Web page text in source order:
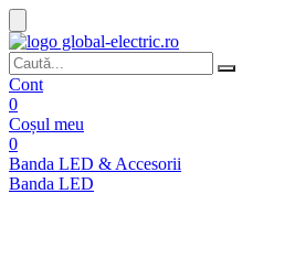
Cont
0
Coșul meu
0
Banda LED & Accesorii
Banda LED